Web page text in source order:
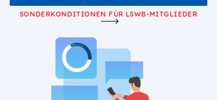
SONDERKONDITIONEN FÜR LSWB-MITGLIEDER